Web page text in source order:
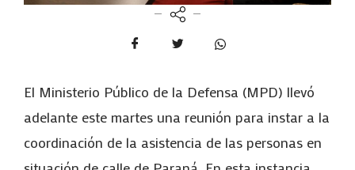
El Ministerio Público de la Defensa (MPD) llevó
adelante este martes una reunión para instar a la
coordinación de la asistencia de las personas en